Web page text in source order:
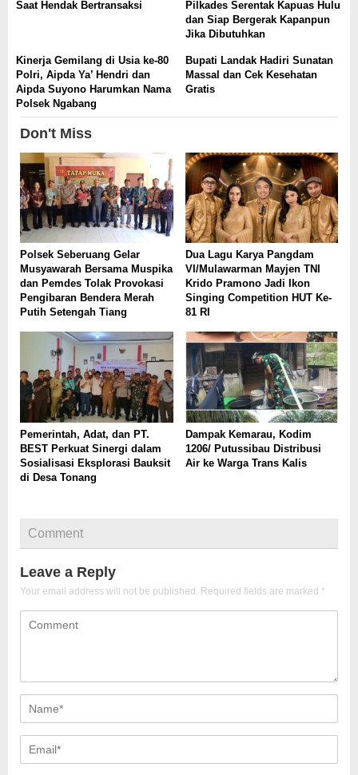
Saat Hendak Bertransaksi
Pilkades Serentak Kapuas Hulu
dan Siap Bergerak Kapanpun
Jika Dibutuhkan
Kinerja Gemilang di Usia ke-80
Polri, Aipda Ya’ Hendri dan
Aipda Suyono Harumkan Nama
Polsek Ngabang
Bupati Landak Hadiri Sunatan
Massal dan Cek Kesehatan
Gratis
Don't Miss
Polsek Seberuang Gelar
Musyawarah Bersama Muspika
dan Pemdes Tolak Provokasi
Pengibaran Bendera Merah
Putih Setengah Tiang
Dua Lagu Karya Pangdam
VI/Mulawarman Mayjen TNI
Krido Pramono Jadi Ikon
Singing Competition HUT Ke-
81 RI
Pemerintah, Adat, dan PT.
BEST Perkuat Sinergi dalam
Sosialisasi Eksplorasi Bauksit
di Desa Tonang
Dampak Kemarau, Kodim
1206/ Putussibau Distribusi
Air ke Warga Trans Kalis
Comment
Leave a Reply
Your email address will not be published. Required fields are marked *